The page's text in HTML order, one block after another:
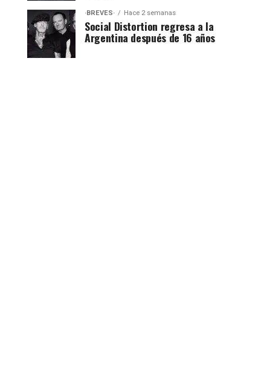
·BREVES· Hace 2 semanas
Social Distortion regresa a la
Argentina después de 16 años